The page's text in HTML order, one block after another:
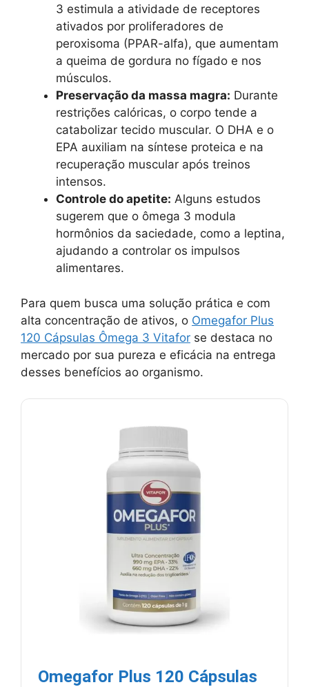
3 estimula a atividade de receptores
ativados por proliferadores de
peroxisoma (PPAR-alfa), que aumentam
a queima de gordura no fígado e nos
músculos.
Preservação da massa magra: Durante
restrições calóricas, o corpo tende a
catabolizar tecido muscular. O DHA e o
EPA auxiliam na síntese proteica e na
recuperação muscular após treinos
intensos.
Controle do apetite: Alguns estudos
sugerem que o ômega 3 modula
hormônios da saciedade, como a leptina,
ajudando a controlar os impulsos
alimentares.
Para quem busca uma solução prática e com
alta concentração de ativos, o Omegafor Plus
120 Cápsulas Ômega 3 Vitafor se destaca no
mercado por sua pureza e eficácia na entrega
desses benefícios ao organismo.
Omegafor Plus 120 Cápsulas